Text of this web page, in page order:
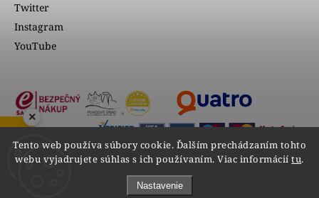
Tento web používa súbory cookie. Ďalším prechádzaním tohto
webu vyjadrujete súhlas s ich používaním. Viac informáciítu.
Nastavenie
Twitter
Instagram
YouTube
×